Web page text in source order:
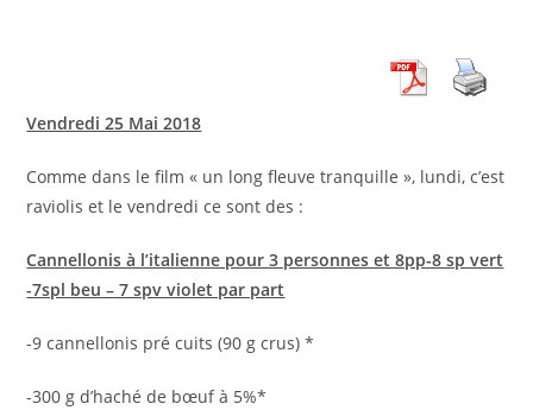
Vendredi 25 Mai 2018
Comme dans le film « un long fleuve tranquille », lundi, c’est
raviolis et le vendredi ce sont des :
Cannellonis à l’italienne pour 3 personnes et 8pp-8 sp vert
-7spl beu – 7 spv violet par part
-9 cannellonis pré cuits (90 g crus) *
-300 g d’haché de bœuf à 5%*